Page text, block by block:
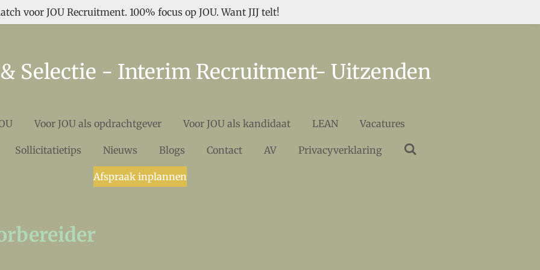
voor JOU Recruitment. 100% focus op JOU. Want JIJ telt!
Selectie - Interim Recruitment- Uitzenden
Voor JOU als opdrachtgever Voor JOU als kandidaat LEAN Vacatures
Sollicitatietips Nieuws Blogs Contact AV Privacyverklaring
Afspraak inplannen